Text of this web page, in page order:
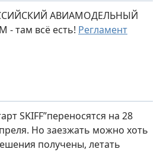
АВИАМОДЕЛЬНЫЙ
там всё есть! Регламент
SKIFF”переносятся на 28
Но заезжать можно хоть
получены, летать